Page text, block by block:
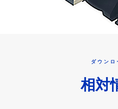
ダウンロ
相対